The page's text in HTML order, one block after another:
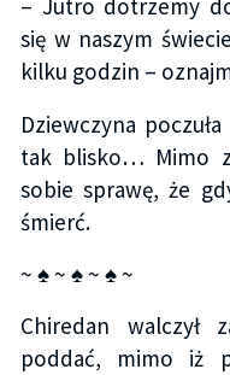
– Jutro dotrzemy
się w naszym
kilku godzin –
Dziewczyna
tak blisko… Mimo
sobie sprawę, że
śmierć.
~ ♠ ~ ♠ ~ ♠ ~
Chiredan walczył
poddać, mimo iż